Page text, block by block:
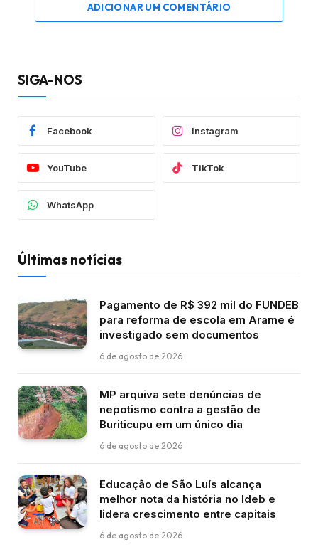
ADICIONAR UM COMENTÁRIO
SIGA-NOS
Facebook Instagram
YouTube TikTok
WhatsApp
Últimas notícias
Pagamento de R$ 392 mil do FUNDEB
para reforma de escola em Arame é
investigado sem documentos
6 de agosto de 2026
MP arquiva sete denúncias de
nepotismo contra a gestão de
Buriticupu em um único dia
6 de agosto de 2026
Educação de São Luís alcança
melhor nota da história no Ideb e
lidera crescimento entre capitais
6 de agosto de 2026